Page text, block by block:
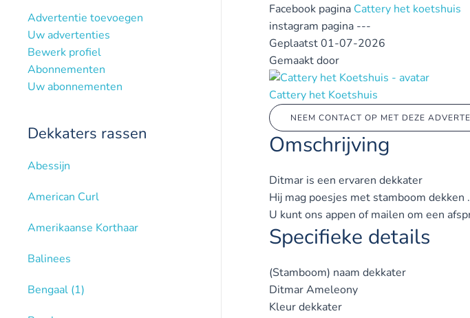
Facebook pagina Cattery het koetshuis
instagram pagina ---
Geplaatst01-07-2026
Gemaakt door
Cattery het Koetshuis
NEEM CONTACT OP MET DEZE
Omschrijving
Ditmar is een ervaren dekkater
Hij mag poesjes met stamboom dekken
U kunt ons appen of mailen om een
Specifieke details
(Stamboom) naam dekkater
Ditmar Ameleony
Kleur dekkater
Advertentie toevoegen
Uw advertenties
Bewerk profiel
Abonnementen
Uw abonnementen
Dekkaters rassen
Abessijn
American Curl
Amerikaanse Korthaar
Balinees
Bengaal (1)